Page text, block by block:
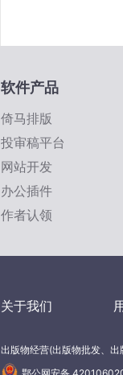
软件产品
倚马排版
投审稿平台
网站开发
办公插件
作者认领
关于我们
出版物经营(出版物批发、